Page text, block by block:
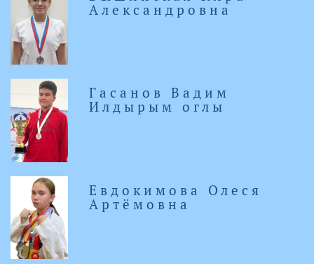
Александровна
Гасанов Вадим
Илдырым оглы
Евдокимова Олеся
Артёмовна